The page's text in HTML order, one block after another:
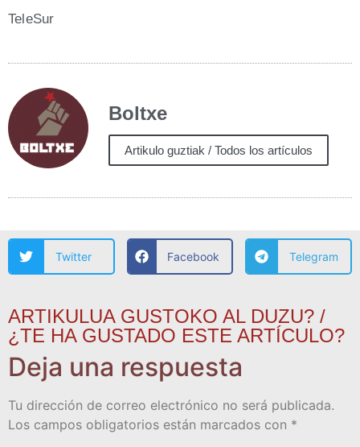
Tele­Sur
Boltxe
Artikulo guztiak / Todos los artículos
Twitter Facebook Telegram
ARTIKULUA GUSTOKO AL DUZU? /
¿TE HA GUSTADO ESTE ARTÍCULO?
Deja una respuesta
Tu dirección de correo electrónico no será publicada.
Los campos obligatorios están marcados con *